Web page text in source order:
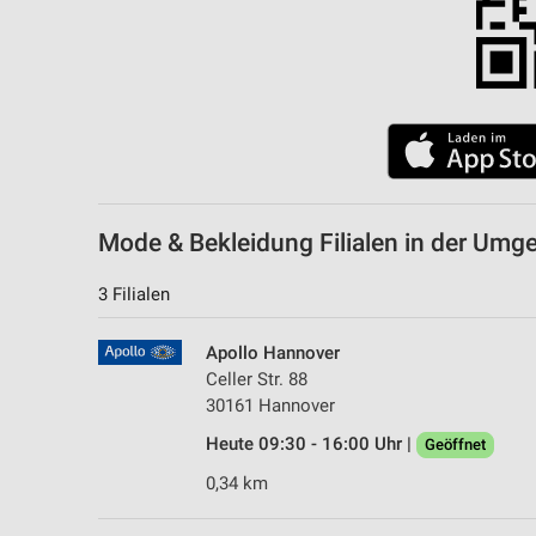
Mode & Bekleidung Filialen in der
3 Filialen
Apollo Hannover
Celler Str. 88
30161 Hannover
Heute 09:30 - 16:00 Uhr |
Geöffnet
0,34 km